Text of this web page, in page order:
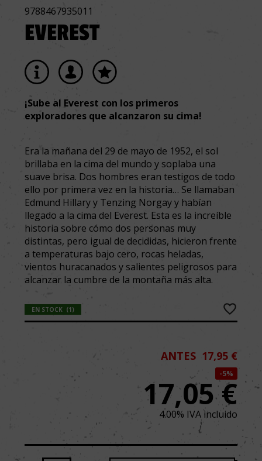
9788467935011
EVEREST
¡Sube al Everest con los primeros
exploradores que alcanzaron su cima!
Era la mañana del 29 de mayo de 1952, el sol
brillaba en la cima del mundo y soplaba una
suave brisa. Dos hombres eran testigos de todo
ello por primera vez en la historia… Se llamaban
Edmund Hillary y Tenzing Norgay y habían
llegado a la cima del Everest. Esta es la increíble
historia sobre cómo dos personas muy
distintas, pero igual de decididas, hicieron frente
a temperaturas bajo cero, rocas heladas,
vientos huracanados y salientes peligrosos para
alcanzar la cumbre de la montaña más alta.
EN STOCK (1)
ANTES 17,95 €
5%
17,05 €
4.00% IVA incluido